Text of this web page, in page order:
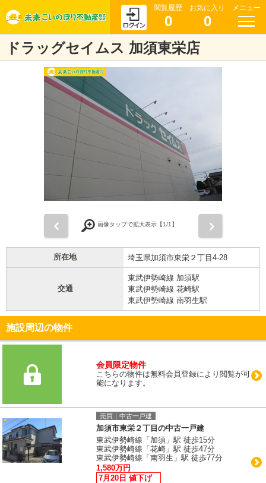
閲覧履歴
0
お気に入り
0
メニュー
ドラッグセイムス 加須東栄店
画像タップで拡大表示【1/1】
所在地 埼玉県加須市東栄２丁目4-28
交通
東武伊勢崎線 加須駅
東武伊勢崎線 花崎駅
東武伊勢崎線 南羽生駅
施設周辺の物件
会員限定物件
こちらの物件は無料会員登録により閲覧が可
能になります。
売買｜中古一戸建
加須市東栄２丁目の中古一戸建
東武伊勢崎線「加須」駅 徒歩15分
東武伊勢崎線「花崎」駅 徒歩47分
東武伊勢崎線「南羽生」駅 徒歩77分
1,580万円
7月20日 値下げ